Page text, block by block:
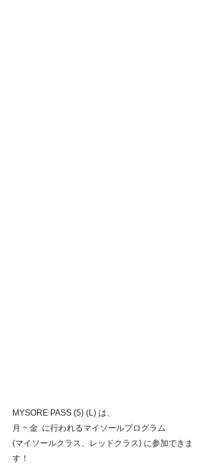
MYSORE PASS (5) (L) は、
月 ~ 金  に行われるマイソールプログラム
(マイソールクラス、レッドクラス) に参加できま
す！